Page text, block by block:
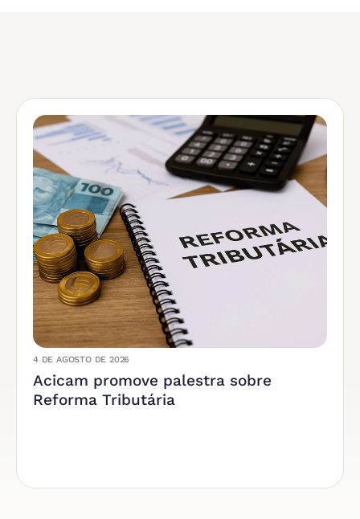
4 DE AGOSTO DE 2026
Acicam promove palestra sobre
Reforma Tributária